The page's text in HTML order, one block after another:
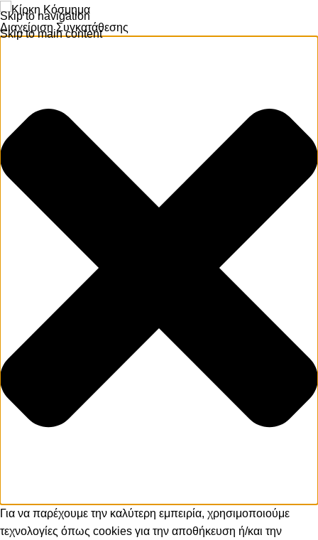
Διαχείριση Συγκατάθεσης
Για να παρέχουμε την καλύτερη εμπειρία, χρησιμοποιούμε
τεχνολογίες όπως cookies για την αποθήκευση ή/και την
Skip to navigation
Skip to main content